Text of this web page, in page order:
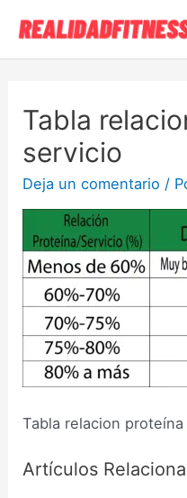
Tabla
servicio
Deja un comentario /
Tabla relacion
Artículos